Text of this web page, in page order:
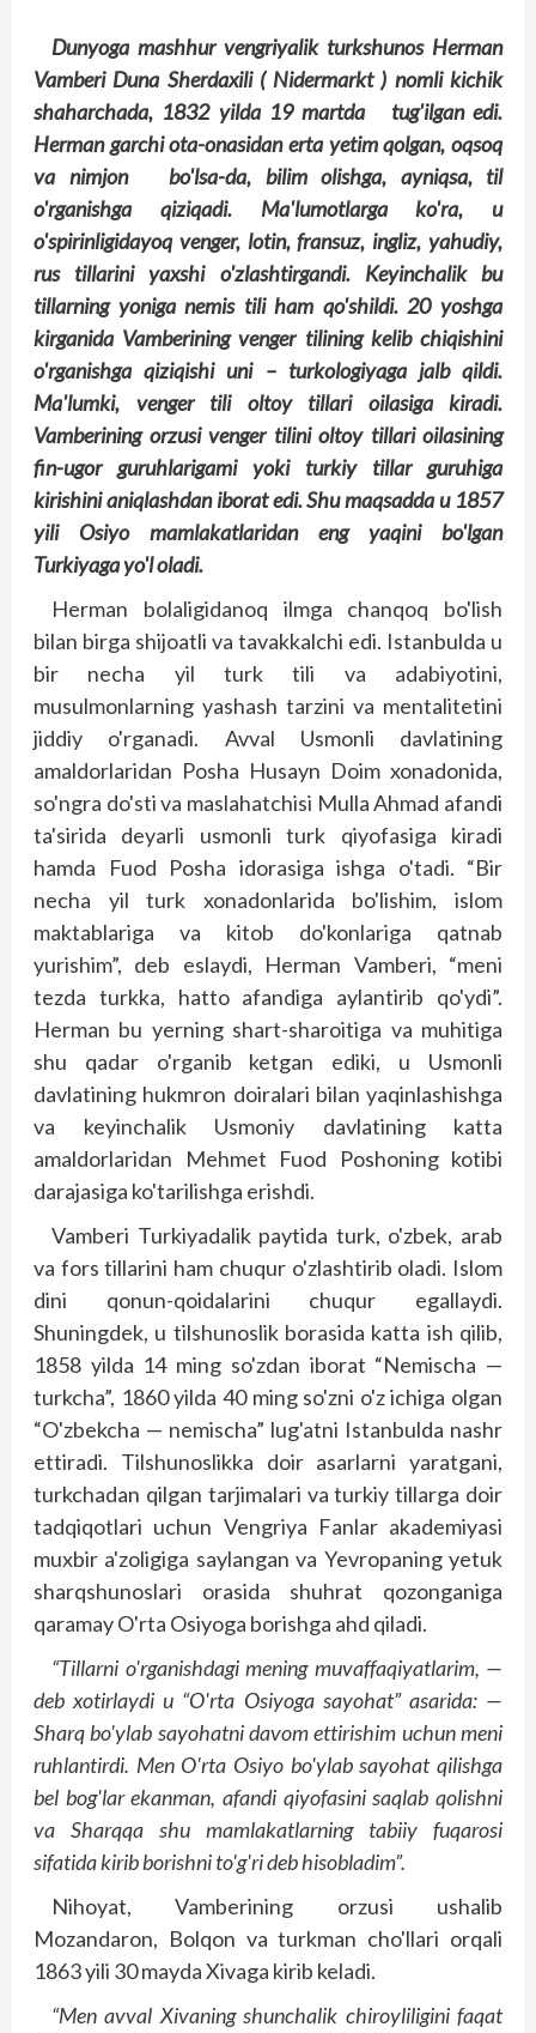
Dunyoga mashhur vengriyalik turkshunos Herman
Vamberi Duna Sherdaxili ( Nidermarkt ) nomli kichik
shaharchada, 1832 yilda 19 martda tug'ilgan edi.
Herman garchi ota-onasidan erta yetim qolgan, oqsoq
va nimjon bo'lsa-da, bilim olishga, ayniqsa, til
o'rganishga qiziqadi. Ma'lumotlarga ko'ra, u
o'spirinligidayoq venger, lotin, fransuz, ingliz, yahudiy,
rus tillarini yaxshi o'zlashtirgandi. Ke­yinchalik bu
tillarning yoniga nemis tili ham qo'shildi. 20 yoshga
kirganida Vamberining venger tilining kelib chiqishini
o'rganishga qiziqishi uni – turkologiya­­ga jalb qildi.
Ma'lumki, venger tili oltoy tillari oilasiga kiradi.
Vamberining orzusi venger tilini oltoy tillari oilasining
fin-ugor guruhlarigami yoki turkiy tillar guruhiga
kirishini aniqlashdan iborat edi. Shu maqsadda u 1857
yili Osiyo mamlakatlaridan eng yaqini bo'lgan
Turkiyaga yo'l oladi.
Herman bolaligidanoq ilmga chanqoq bo'lish
bilan birga shijoatli va tavakkalchi edi. Istanbulda u
bir necha yil turk tili va adabiyotini,
musulmonlarning yashash tarzini va mentalitetini
jiddiy o'rganadi. Avval Usmonli davlatining
amaldorlaridan Posha Husayn Doim xonadonida,
so'ngra do'sti va maslahatchisi Mulla Ahmad afandi
ta'sirida deyarli usmonli turk qiyofasiga kiradi
hamda Fuod Posha idorasiga ishga o'tadi. “Bir
necha yil turk xonadonlarida bo'lishim, islom
maktablariga va kitob do'konlariga qatnab
yurishim”, deb eslaydi, Herman Vamberi, “meni
tezda turkka, hatto afandiga aylantirib qo'ydi”.
Herman bu yerning shart-sharoiti­­ga va muhitiga
shu qadar o'rganib ketgan ediki, u Usmonli
davlatining hukmron doiralari bilan yaqinlashishga
va keyinchalik Usmoniy davlatining katta
amaldorlaridan Mehmet Fuod Poshoning kotibi
darajasiga ko'tarilishga erishdi.
Vamberi Turkiyadalik paytida turk, o'zbek, arab
va fors tillarini ham chuqur o'zlashtirib oladi. Islom
dini qonun-qoidalarini chuqur egallaydi.
Shuningdek, u tilshunoslik borasida katta ish qilib,
1858 yilda 14 ming so'zdan iborat “Nemischa —
turkcha”, 1860 yilda 40 ming so'zni o'z ichiga olgan
“O'zbekcha — nemischa” lug'atni Istanbulda nashr
ettiradi. Tilshunoslikka doir asarlarni yaratgani,
turkchadan qilgan tarjimalari va turkiy tillarga doir
tadqiqotlari uchun Vengriya Fanlar akademiyasi
muxbir a'zo­ligiga saylangan va Yevropaning yetuk
sharqshunoslari orasida shuhrat qozonganiga
qaramay O'rta Osiyoga borishga ahd qiladi.
“Tillarni o'rganishdagi mening muvaffaqiyatlarim, —
deb xotirlaydi u “O'rta Osiyoga sayohat” asarida: —
Sharq bo'ylab sayohatni davom ettirishim uchun meni
ruhlantirdi. Men O'rta Osiyo bo'ylab sayohat qilishga
bel bog'lar ekanman, afandi qiyofasini saqlab qolishni
va Sharqqa shu mamlakatlarning tabiiy fuqarosi
sifatida kirib borishni to'g'ri deb hisobladim”.
Nihoyat, Vamberining orzusi ushalib
Mozandaron, Bolqon va turkman cho'llari orqali
1863 yili 30 mayda Xivaga kirib keladi.
“Men avval Xivaning shunchalik chiroyliligini faqat